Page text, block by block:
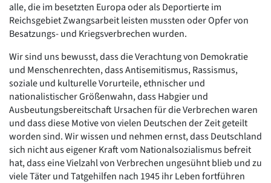
alle, die im besetzten Europa oder als Deportierte im
Reichsgebiet Zwangsarbeit leisten mussten oder Opfer von
Besatzungs- und Kriegsverbrechen wurden.
Wir sind uns bewusst, dass die Verachtung von Demokratie
und Menschenrechten, dass Antisemitismus, Rassismus,
soziale und kulturelle Vorurteile, ethnischer und
nationalistischer Größenwahn, dass Habgier und
Ausbeutungsbereitschaft Ursachen für die Verbrechen waren
und dass diese Motive von vielen Deutschen der Zeit geteilt
worden sind. Wir wissen und nehmen ernst, dass Deutschland
sich nicht aus eigener Kraft vom Nationalsozialismus befreit
hat, dass eine Vielzahl von Verbrechen ungesühnt blieb und zu
viele Täter und Tatgehilfen nach 1945 ihr Leben fortführen